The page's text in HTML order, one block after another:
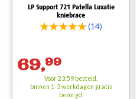
LP Support 721 Patella Luxatie
kniebrace
(14)
69,99
Voor 23:59 besteld,
binnen 1-3 werkdagen gratis
bezorgd.